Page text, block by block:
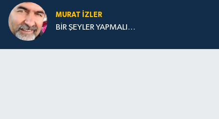
MURAT İZLER
BİR ŞEYLER YAPMALI…